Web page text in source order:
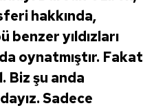
hakkında,
yıldızları
oynatmıştır. Fakat
Biz şu anda
Sadece